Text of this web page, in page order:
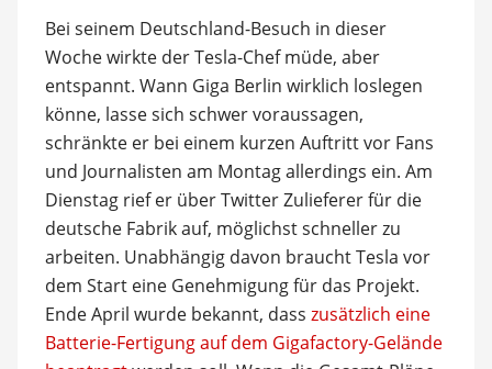
Bei seinem Deutschland-Besuch in dieser
Woche wirkte der Tesla-Chef müde, aber
entspannt. Wann Giga Berlin wirklich loslegen
könne, lasse sich schwer voraussagen,
schränkte er bei einem kurzen Auftritt vor Fans
und Journalisten am Montag allerdings ein. Am
Dienstag rief er über Twitter Zulieferer für die
deutsche Fabrik auf, möglichst schneller zu
arbeiten. Unabhängig davon braucht Tesla vor
dem Start eine Genehmigung für das Projekt.
Ende April wurde bekannt, dass zusätzlich eine
Batterie-Fertigung auf dem Gigafactory-Gelände